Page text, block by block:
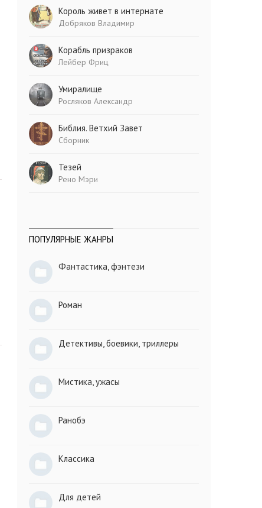
Король живет в интернате
Добряков Владимир
Корабль призраков
Лейбер Фриц
Умиралище
Росляков Александр
Библия. Ветхий Завет
Сборник
Тезей
Рено Мэри
ПОПУЛЯРНЫЕ ЖАНРЫ
Фантастика, фэнтези
Роман
Детективы, боевики, триллеры
Мистика, ужасы
Ранобэ
Классика
Для детей